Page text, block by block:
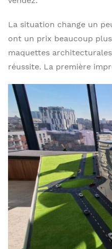
La situation change un
ont un prix beaucoup
maquettes
réussite. La première